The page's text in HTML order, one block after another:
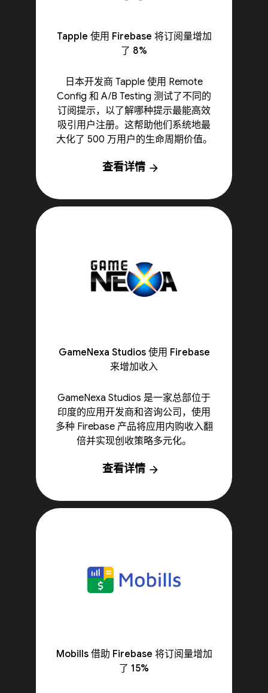
Tapple 使用 Firebase 将订阅量增加
了 8%
日本开发商 Tapple 使用 Remote
Config 和 A/B Testing 测试了不同的
订阅提示，以了解哪种提示最能高效
吸引用户注册。这帮助他们系统地最
大化了 500 万用户的生命周期价值。
查看详情 arrow_forward
GameNexa Studios 使用 Firebase
来增加收入
GameNexa Studios 是一家总部位于
印度的应用开发商和咨询公司，使用
多种 Firebase 产品将应用内购收入翻
倍并实现创收策略多元化。
查看详情 arrow_forward
Mobills 借助 Firebase 将订阅量增加
了 15%